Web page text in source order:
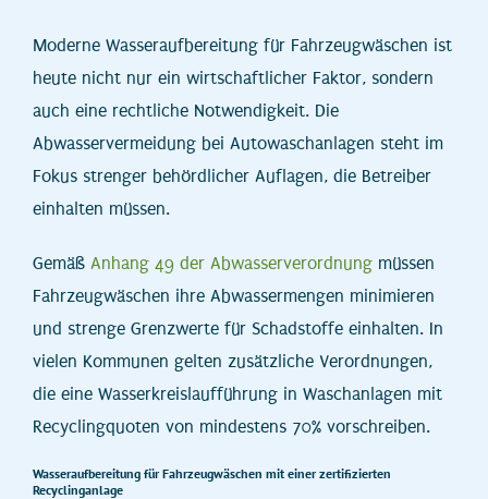
Moderne Wasseraufbereitung für Fahrzeugwäschen ist
heute nicht nur ein wirtschaftlicher Faktor, sondern
auch eine rechtliche Notwendigkeit. Die
Abwasservermeidung bei Autowaschanlagen steht im
Fokus strenger behördlicher Auflagen, die Betreiber
einhalten müssen.
Gemäß Anhang 49 der Abwasserverordnung müssen
Fahrzeugwäschen ihre Abwassermengen minimieren
und strenge Grenzwerte für Schadstoffe einhalten. In
vielen Kommunen gelten zusätzliche Verordnungen,
die eine Wasserkreislaufführung in Waschanlagen mit
Recyclingquoten von mindestens 70% vorschreiben.
Wasseraufbereitung für Fahrzeugwäschen mit einer zertifizierten
Recyclinganlage